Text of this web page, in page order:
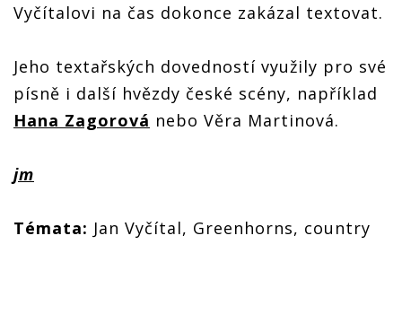
Vyčítalovi na čas dokonce zakázal textovat.
Jeho textařských dovedností využily pro své
písně i další hvězdy české scény, například
Hana Zagorová nebo Věra Martinová.
jm
Témata: Jan Vyčítal, Greenhorns, country